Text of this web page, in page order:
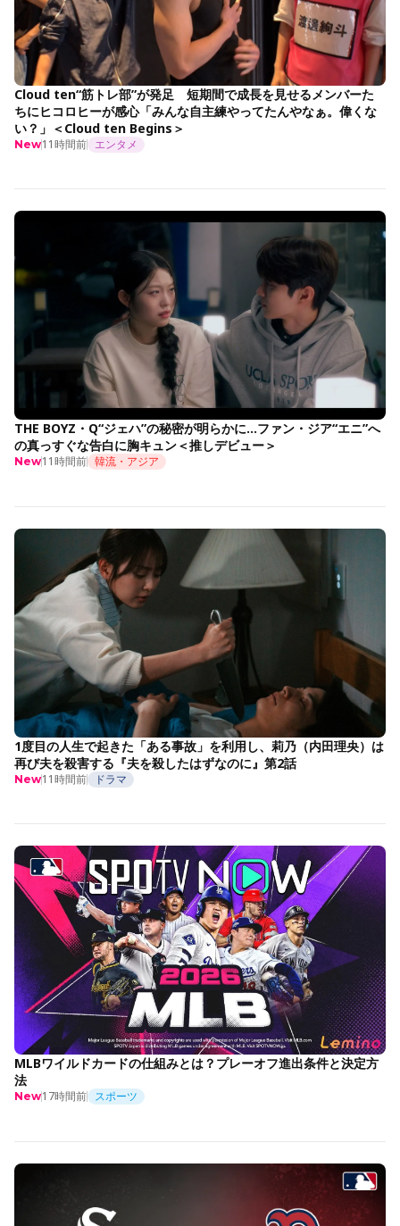
Cloud ten“筋トレ部”が発足 短期間で成長を見せるメンバーた
ちにヒコロヒーが感心「みんな自主練やってたんやなぁ。偉くな
い？」＜Cloud ten Begins＞
New11時間前 エンタメ
THE BOYZ・Q“ジェハ”の秘密が明らかに…ファン・ジア“エニ”へ
の真っすぐな告白に胸キュン＜推しデビュー＞
New11時間前 韓流・アジア
1度目の人生で起きた「ある事故」を利用し、莉乃（内田理央）は
再び夫を殺害する『夫を殺したはずなのに』第2話
New11時間前 ドラマ
MLBワイルドカードの仕組みとは？プレーオフ進出条件と決定方
法
New17時間前 スポーツ